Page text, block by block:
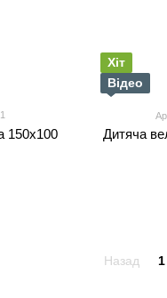
1
150х100
Хіт
Відео
Дитяча
Назад 1